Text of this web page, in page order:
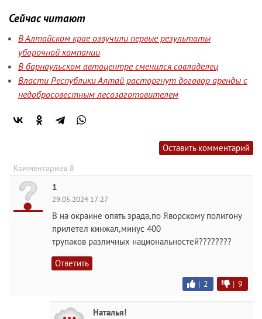
Сейчас читают
В Алтайском крае озвучили первые результаты
уборочной кампании
В барнаульском автоцентре сменился совладелец
Власти Республики Алтай расторгнут договор аренды с
недобросовестным лесозаготовителем
Оставить комментарий
Комментариев 8
1
29.05.2024 17:27
В на окраине опять зрада,по Яворскому полигону
прилетел кинжал,минус 400
трупаков различных национальностей????????
Ответить
| 2 | 9
Наталья!